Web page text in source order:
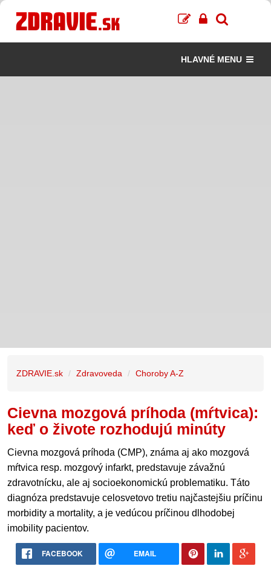
HLAVNÉ MENU
ZDRAVIE.sk Zdravoveda Choroby A-Z
Cievna mozgová príhoda (mŕtvica):
keď o živote rozhodujú minúty
Cievna mozgová príhoda (CMP), známa aj ako mozgová
mŕtvica resp. mozgový infarkt, predstavuje závažnú
zdravotnícku, ale aj socioekonomickú problematiku. Táto
diagnóza predstavuje celosvetovo tretiu najčastejšiu príčinu
morbidity a mortality, a je vedúcou príčinou dlhodobej
imobility pacientov.
FACEBOOK EMAIL